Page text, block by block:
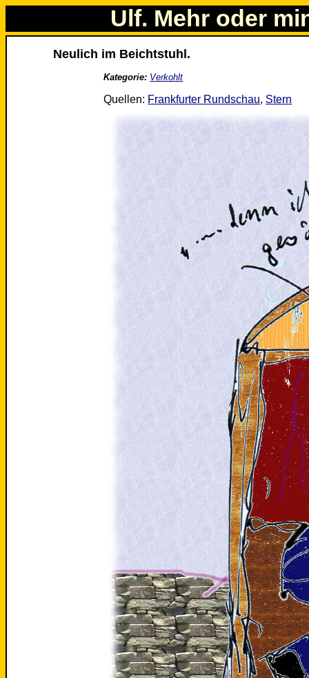
Ulf. Mehr oder
Neulich im Beichtstuhl.
Kategorie: Verkohlt
Quellen: Frankfurter Rundschau, Stern